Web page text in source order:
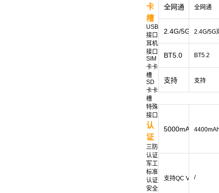
卡
槽
USB
接口
耳机
接口
SIM
卡卡
槽
SD
卡卡
槽
特殊
接口
认
证
三防
认证
军工
标准
认证
安全
全网通
2.4G/5G双频
BT5.0
支持
5000mAh(可拆卸)
支持QC V3.0快充，
全网通
2.4G/5G
BT5.2
支持
/